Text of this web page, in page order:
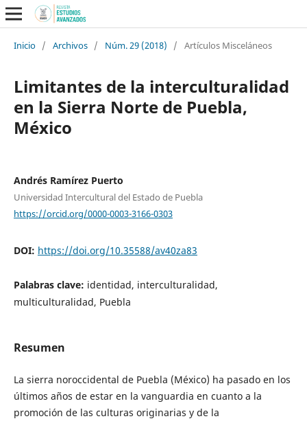
Inicio / Archivos / Núm. 29 (2018) / Artículos Misceláneos
Limitantes de la interculturalidad
en la Sierra Norte de Puebla,
México
Andrés Ramírez Puerto
Universidad Intercultural del Estado de Puebla
https://orcid.org/0000-0003-3166-0303
DOI: https://doi.org/10.35588/av40za83
Palabras clave: identidad, interculturalidad,
multiculturalidad, Puebla
Resumen
La sierra noroccidental de Puebla (México) ha pasado en los
últimos años de estar en la vanguardia en cuanto a la
promoción de las culturas originarias y de la